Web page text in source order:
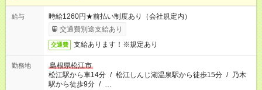
給与
時給1260円★前払い制度あり（会社規定内）
交通費別途支給あり
交通費 支給あります！※規定あり
勤務地
島根県松江市
松江駅から車14分 / 松江しんじ湖温泉駅から徒歩15分 / 乃木
駅から徒歩9分 / …